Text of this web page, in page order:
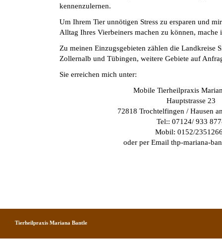
kennenzulernen.
Um Ihrem Tier unnötigen Stress zu ersparen und
Alltag Ihres Vierbeiners machen zu können, mache
Zu meinen Einzugsgebieten zählen die Landkreise
Zollernalb und Tübingen, weitere Gebiete auf
Sie erreichen mich unter:
Mobile Tierheilpraxis
Hauptstrasse 23
72818 Trochtelfingen / Hausen
Tel:: 07124/ 933
Mobil: 0152/
oder per Email thp-mariana-
Tierheilpraxis Mariana Bantle